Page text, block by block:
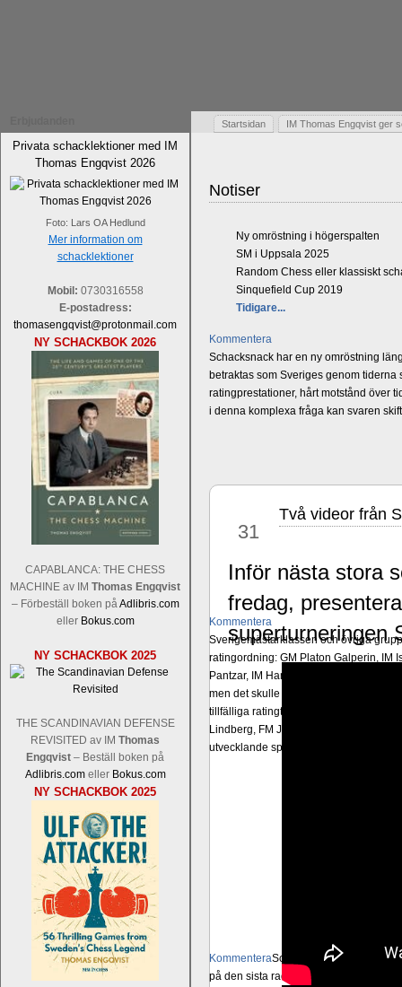
Privata schacklektioner med IM
Thomas Engqvist 2026
Foto: Lars OA Hedlund
Mer information om
schacklektioner
Mobil: 0730316558
E-postadress:
thomasengqvist@protonmail.com
NY SCHACKBOK 2026
CAPABLANCA: THE CHESS
MACHINE av IM Thomas Engqvist
– Förbeställ boken påAdlibris.com
eller Bokus.com
NY SCHACKBOK 2025
THE SCANDINAVIAN DEFENSE
REVISITED av IM Thomas
Engqvist – Beställ boken på
Adlibris.comeller Bokus.com
NY SCHACKBOK 2025
Startsidan IM Thomas Engqvist ger
Notiser
Ny omröstning i högerspalten
SM i Uppsala 2025
Random Chess eller klassiskt
Sinquefield Cup 2019
Tidigare...
Kommentera
Schacksnack har en ny omröstning
betraktas som Sveriges genom
ratingprestationer, hårt motstånd över
i denna komplexa fråga kan svaren
Kommentera
Sverigemästarklassen och övriga
ratingordning: GM Platon Galperin, IM
Pantzar, IM Hampus Sörensen GM
men det skulle inte vara osannolikt om
tillfälliga ratingtoppar. Mästar-Elit: IM
Lindberg, FM Joar Östlund, FM
utvecklande spelare kommer att
KommenteraSchacksnack har inlett
på den sista raden, eller om du
31
Två videor från
Inför nästa stora
fredag,
superturneringen